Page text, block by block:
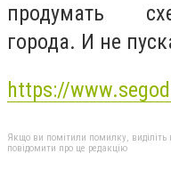
продумать
города. И не
https://
Якщо ви помітили помилку, виділіть
повідомити про це редакцію